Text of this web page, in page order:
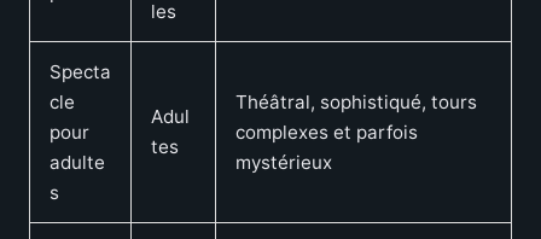
les
Specta
cle
pour
adulte
s
Adul
tes
Théâtral, sophistiqué, tours
complexes et parfois
mystérieux